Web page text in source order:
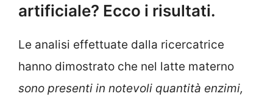
artificiale? Ecco i risultati.
Le analisi effettuate dalla ricercatrice
hanno dimostrato che nel latte materno
sono presenti in notevoli quantità enzimi,